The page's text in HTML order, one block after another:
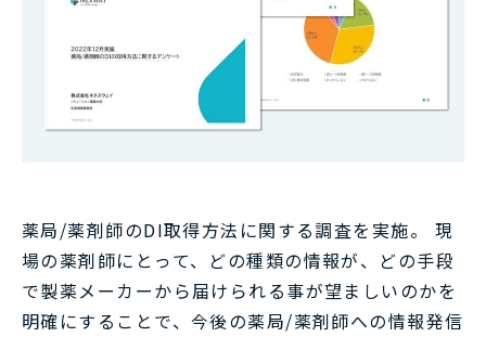
薬局/薬剤師のDI取得方法に関する調査を実施。 現
場の薬剤師にとって、どの種類の情報が、どの手段
で製薬メーカーから届けられる事が望ましいのかを
明確にすることで、今後の薬局/薬剤師への情報発信